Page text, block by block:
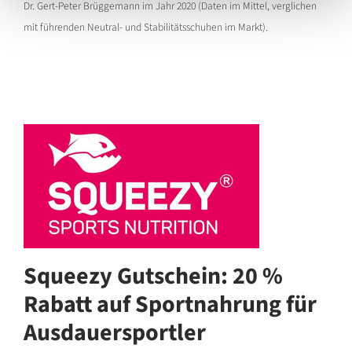
Dr. Gert-Peter Brüggemann im Jahr 2020 (Daten im Mittel, verglichen
mit führenden Neutral- und Stabilitätsschuhen im Markt).
Squeezy Gutschein: 20 %
Rabatt auf Sportnahrung für
Ausdauersportler